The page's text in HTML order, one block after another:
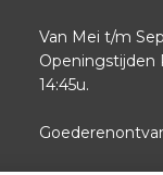
Van Mei t/m
Openingstijden
14:45u.